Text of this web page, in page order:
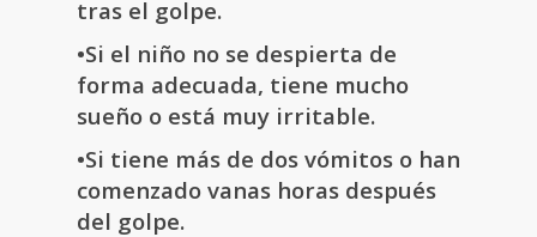
tras el golpe.
•Si el niño no se despierta de
forma adecuada, tiene mucho
sueño o está muy irritable.
•Si tiene más de dos vómitos o han
comenzado vanas horas después
del golpe.